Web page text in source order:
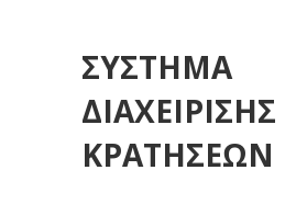
ΣΥΣΤΗΜΑ
ΔΙΑΧΕΙΡΙΣΗΣ
ΚΡΑΤΗΣΕΩΝ